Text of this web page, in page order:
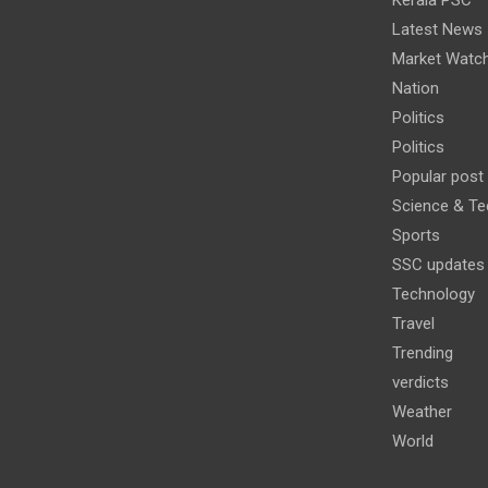
Latest News
Market
Nation
Politics
Politics
Popular post
Science &
Sports
SSC updates
Technology
Travel
Trending
verdicts
Weather
World